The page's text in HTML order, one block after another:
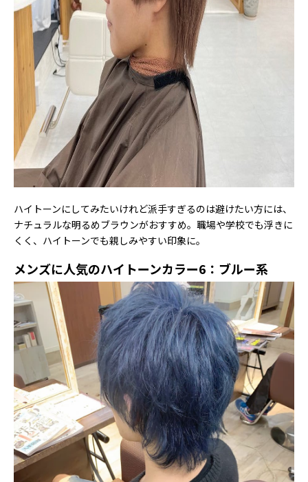
ハイトーンにしてみたいけれど派手すぎるのは避けたい方には、
ナチュラルな明るめブラウンがおすすめ。職場や学校でも浮きに
くく、ハイトーンでも親しみやすい印象に。
メンズに人気のハイトーンカラー6：ブルー系